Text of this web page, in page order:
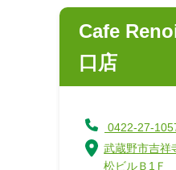
Cafe
口店
0422-27-
武蔵野市吉
松ビルＢ1Ｆ